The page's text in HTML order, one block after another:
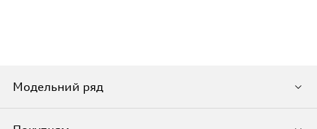
Модельний ряд